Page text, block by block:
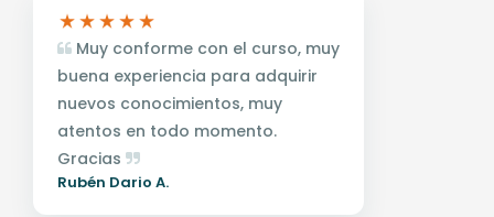
Muy conforme con el curso, muy
buena experiencia para adquirir
nuevos conocimientos, muy
atentos en todo momento.
Gracias
Rubén Dario A.